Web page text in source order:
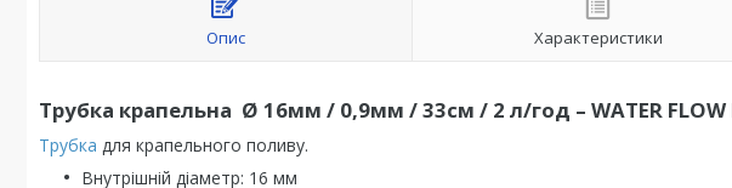
Опис Характеристики
Трубка крапельна Ø 16мм / 0,9мм / 33см / 2 л/год – WATER FLOW
Трубка для крапельного поливу.
Внутрішній діаметр: 16 мм